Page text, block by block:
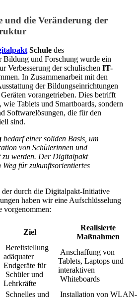
und die Veränderung der
Schule des
Bildung und Forschung wurde ein
Verbesserung der schulischen IT-
In Zusammenarbeit mit den
der Bildungseinrichtungen
vorangetrieben. Dies betrifft
Tablets und Smartboards, sondern
Softwarelösungen, die für den
sind.
bedarf einer soliden Basis, um
von Schülerinnen und
zu werden. Der Digitalpakt
Weg für zukunftsorientiertes
der durch die Digitalpakt-Initiative
haben wir eine Aufschlüsselung
vorgenommen:
Ziel
Realisierte
Maßnahmen
Bereitstellung
adäquater
Endgeräte für
Schüler und
Lehrkräfte
Anschaffung von
Tablets, Laptops und
interaktiven
Whiteboards
Schnelles und
Installation von WLAN-